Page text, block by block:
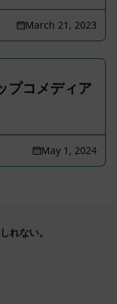
March 21, 2023
プコメディア
May 1, 2024
れない。